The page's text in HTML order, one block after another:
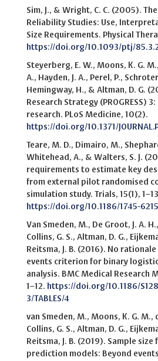
Sim, J., & Wright, C. C. (2005).
Reliability Studies: Use,
Size Requirements. Physical
https://doi.org/10.1093/ptj/
Steyerberg, E. W., Moons, K. G.
A., Hayden, J. A., Perel, P.,
Hemingway, H., & Altman, D. G.
Research Strategy (PROGRESS)
research. PLoS Medicine, 10(2).
https://doi.org/10.1371/
Teare, M. D., Dimairo, M.,
Whitehead, A., & Walters, S. J.
requirements to estimate key
from external pilot randomised
simulation study. Trials, 15(1),
https://doi.org/10.1186/1745-
Van Smeden, M., De Groot, J. A.
Collins, G. S., Altman, D. G.,
Reitsma, J. B. (2016). No
events criterion for binary
analysis. BMC Medical Research
1–12. https://doi.org/10.1186/
3/TABLES/4
van Smeden, M., Moons, K. G. M.,
Collins, G. S., Altman, D. G.,
Reitsma, J. B. (2019). Sample
prediction models: Beyond